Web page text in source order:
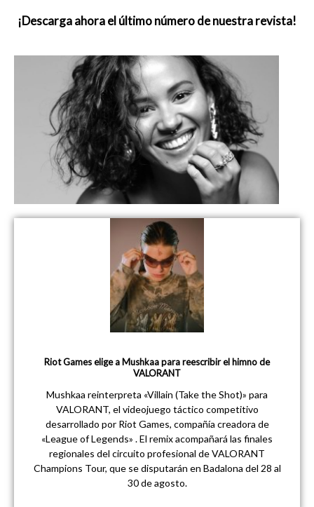
¡Descarga ahora el último número de nuestra revista!
Riot Games elige a Mushkaa para reescribir el himno de
VALORANT
Mushkaa reinterpreta «Villain (Take the Shot)» para
VALORANT, el videojuego táctico competitivo
desarrollado por Riot Games, compañía creadora de
«League of Legends» . El remix acompañará las finales
regionales del circuito profesional de VALORANT
Champions Tour, que se disputarán en Badalona del 28 al
30 de agosto.